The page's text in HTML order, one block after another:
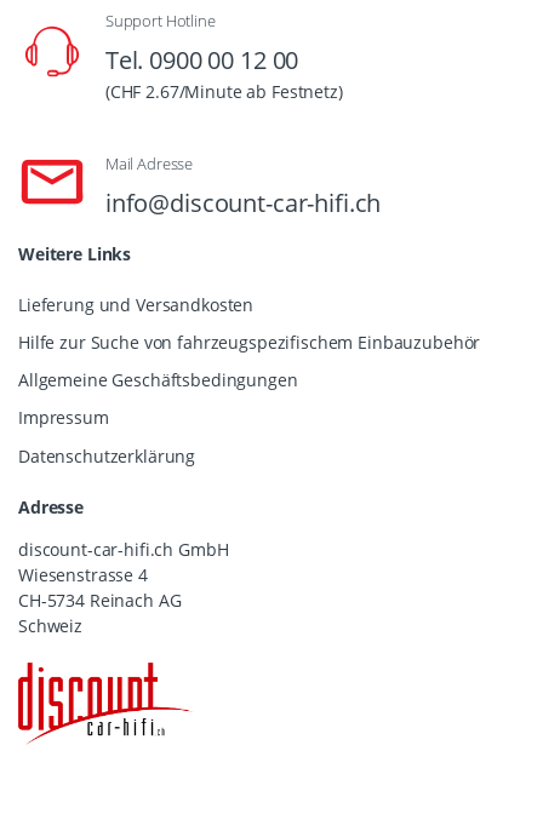
Support Hotline
Tel. 0900 00 12 00
(CHF 2.67/Minute ab Festnetz)
Mail Adresse
info@discount-car-hifi.ch
Weitere Links
Lieferung und Versandkosten
Hilfe zur Suche von fahrzeugspezifischem Einbauzubehör
Allgemeine Geschäftsbedingungen
Impressum
Datenschutzerklärung
Adresse
discount-car-hifi.ch GmbH
Wiesenstrasse 4
CH-5734 Reinach AG
Schweiz